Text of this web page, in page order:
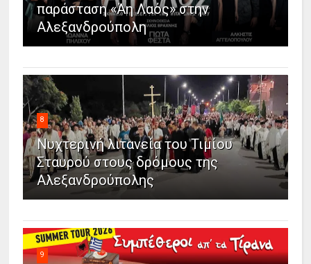
παράσταση «Άη Λαός» στην
Αλεξανδρούπολη
8
Νυχτερινή λιτανεία του Τιμίου
Σταυρού στους δρόμους της
Αλεξανδρούπολης
9